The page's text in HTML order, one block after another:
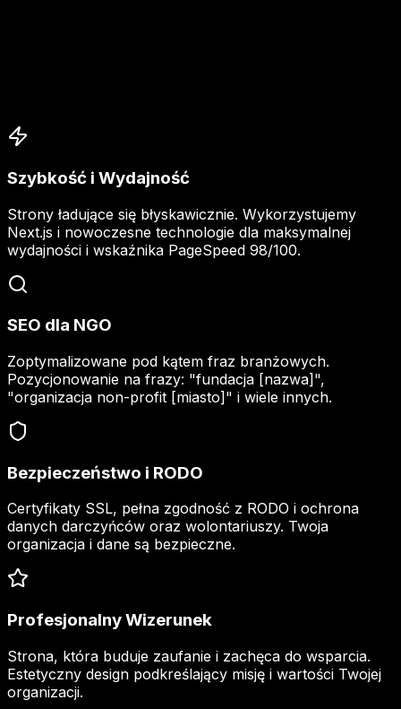
Szybkość i Wydajność
Strony ładujące się błyskawicznie. Wykorzystujemy
Next.js i nowoczesne technologie dla maksymalnej
wydajności i wskaźnika PageSpeed 98/100.
SEO dla NGO
Zoptymalizowane pod kątem fraz branżowych.
Pozycjonowanie na frazy: "fundacja [nazwa]",
"organizacja non-profit [miasto]" i wiele innych.
Bezpieczeństwo i RODO
Certyfikaty SSL, pełna zgodność z RODO i ochrona
danych darczyńców oraz wolontariuszy. Twoja
organizacja i dane są bezpieczne.
Profesjonalny Wizerunek
Strona, która buduje zaufanie i zachęca do wsparcia.
Estetyczny design podkreślający misję i wartości Twojej
organizacji.